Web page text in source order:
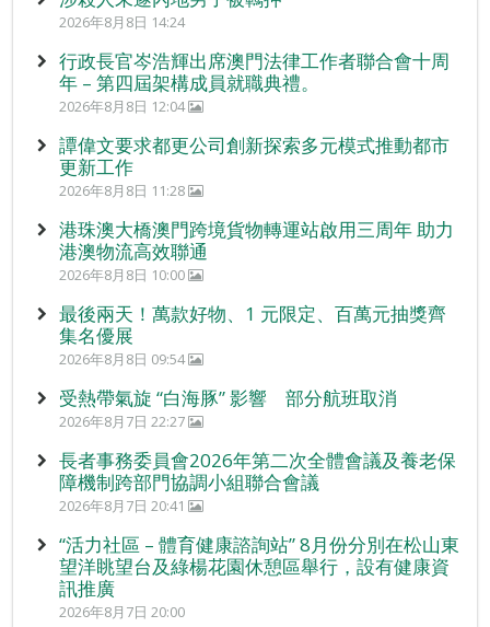
2026年8月8日 14:24
行政長官岑浩輝出席澳門法律工作者聯合會十周
年 – 第四屆架構成員就職典禮。
2026年8月8日 12:04
譚偉文要求都更公司創新探索多元模式推動都市
更新工作
2026年8月8日 11:28
港珠澳大橋澳門跨境貨物轉運站啟用三周年 助力
港澳物流高效聯通
2026年8月8日 10:00
最後兩天！萬款好物、1 元限定、百萬元抽獎齊
集名優展
2026年8月8日 09:54
受熱帶氣旋 “白海豚” 影響 部分航班取消
2026年8月7日 22:27
長者事務委員會2026年第二次全體會議及養老保
障機制跨部門協調小組聯合會議
2026年8月7日 20:41
“活力社區 – 體育健康諮詢站” 8月份分別在松山東
望洋眺望台及綠楊花園休憩區舉行，設有健康資
訊推廣
2026年8月7日 20:00